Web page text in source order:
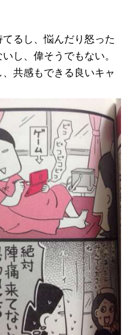
るし、悩んだり怒った
し、偉そうでもない。
共感もできる良いキャ